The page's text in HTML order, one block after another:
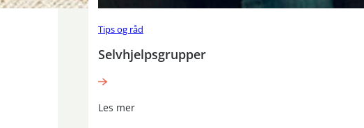
Tips og råd
Selvhjelpsgrupper
Les mer